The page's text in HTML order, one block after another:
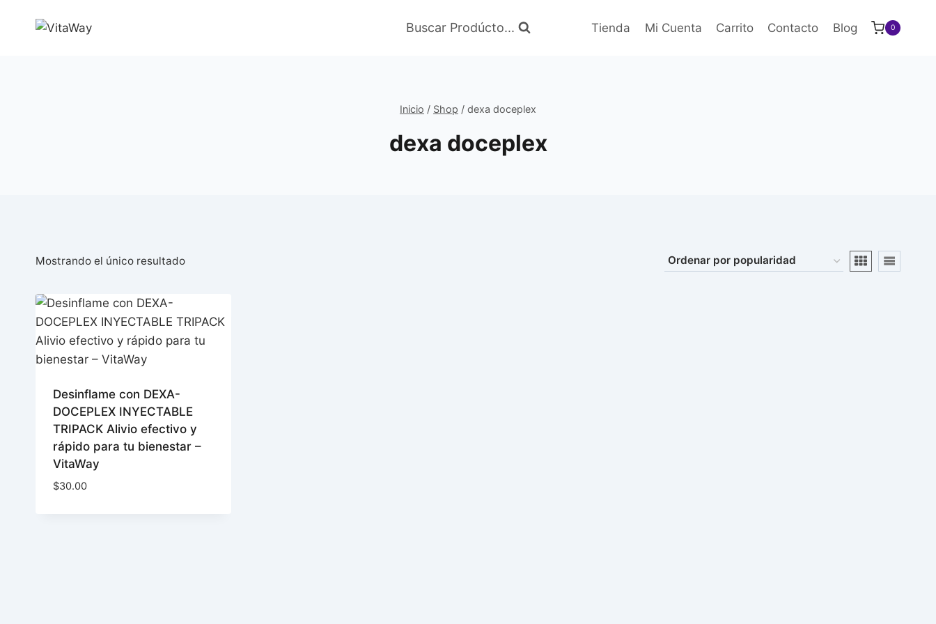
Buscar Prodúcto... Tienda Mi Cuenta Carrito Contacto Blog 0
Inicio / Shop / dexa doceplex
dexa doceplex
Mostrando el único resultado
Desinflame con DEXA-
DOCEPLEX INYECTABLE
TRIPACK Alivio efectivo y
rápido para tu bienestar –
VitaWay
$30.00